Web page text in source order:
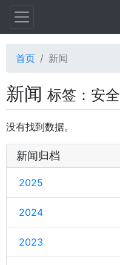
首页 新闻
新闻 标签：安全
没有找到数据。
新闻归档
2025
2024
2023